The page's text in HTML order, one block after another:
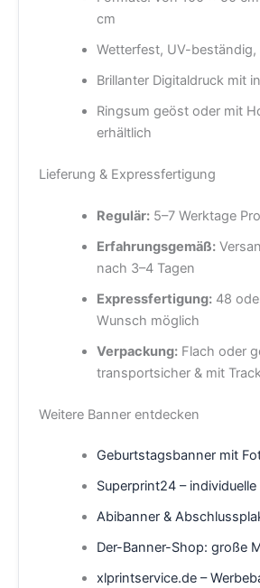
cm
Wetterfest, UV-beständig,
Brillanter Digitaldruck mit
Ringsum geöst oder mit
erhältlich
Lieferung & Expressfertigung
Regulär:5–7 Werktage
Erfahrungsgemäß:
nach 3–4 Tagen
Expressfertigung:48
Wunsch möglich
Verpackung:Flach oder
transportsicher & mit
Weitere Banner entdecken
Geburtstagsbanner mit
Superprint24 –
Abibanner &
Der-Banner-Shop: große
xlprintservice.de –